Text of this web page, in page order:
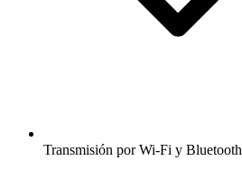
Transmisión por Wi-Fi y Bluetooth